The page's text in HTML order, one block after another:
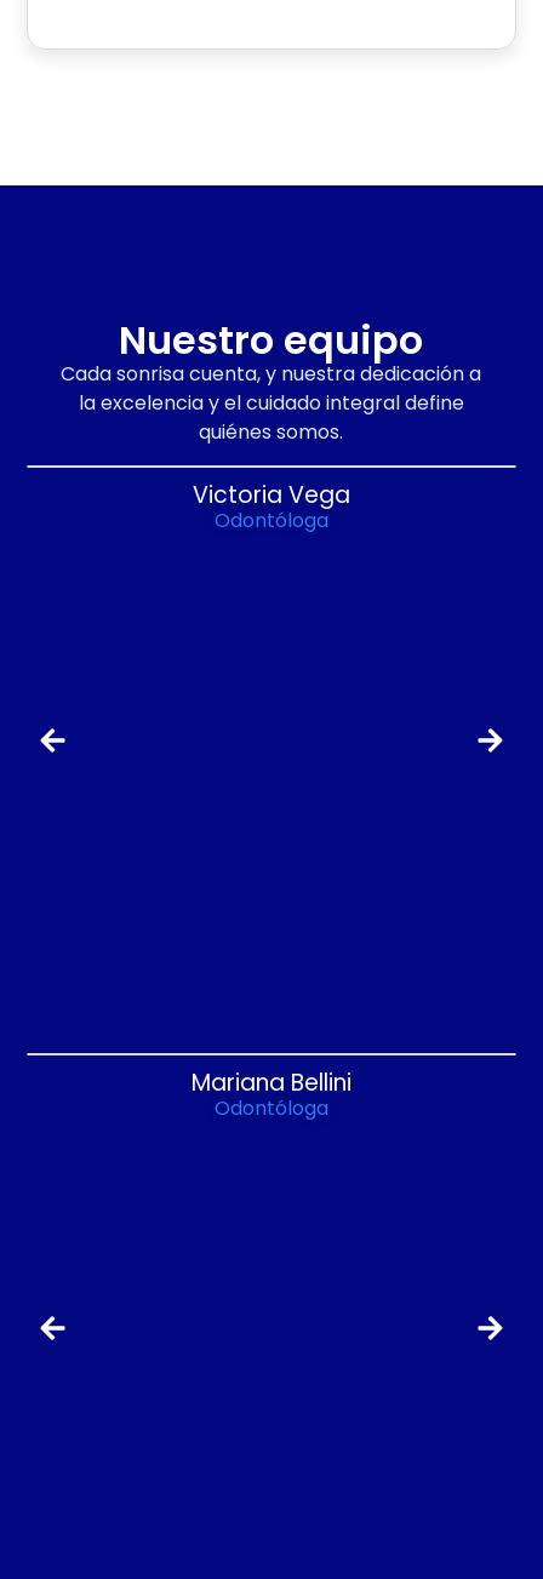
Nuestro equipo
Cada sonrisa cuenta, y nuestra dedicación a
la excelencia y el cuidado integral define
quiénes somos.
Victoria Vega
Odontóloga
Mariana Bellini
Odontóloga